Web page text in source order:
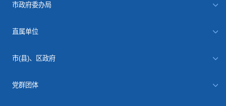
市政府委办局
直属单位
市(县)、区政府
党群团体